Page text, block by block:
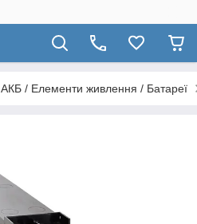
АКБ / Елементи живлення / Батареї